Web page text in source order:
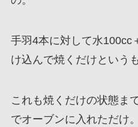
手羽4本に対して水100cc
け込んで焼くだけというも
これも焼くだけの状態ま
でオーブンに入れただけ。